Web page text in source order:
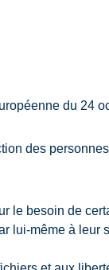
du 24
des
le besoin de
lui-même à leur